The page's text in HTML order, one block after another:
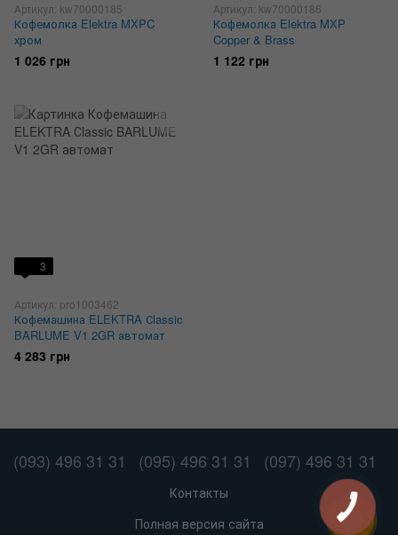
Артикул: kw70000185
Кофемолка Elektra MXPC
хром
1 026 грн
Артикул: kw70000186
Кофемолка Elektra MXP
Copper & Brass
1 122 грн
3
Артикул: pro1003462
Кофемашина ELEKTRA Сlassic
BARLUME V1 2GR автомат
4 283 грн
(093) 496 31 31 (095) 496 31 31 (097) 496 31 31
Контакты
Полная версия сайта